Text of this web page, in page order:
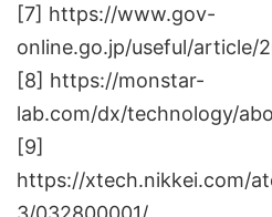
[7] https://www.gov-
online.go.jp/useful/article/
[8] https://monstar-
lab.com/dx/technology/
[9]
https://xtech.nikkei.com/